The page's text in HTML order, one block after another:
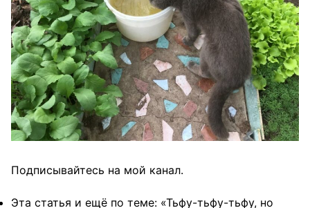
Подписывайтесь на мой канал.
Эта статья и ещё по теме: «Тьфу-тьфу-тьфу, но